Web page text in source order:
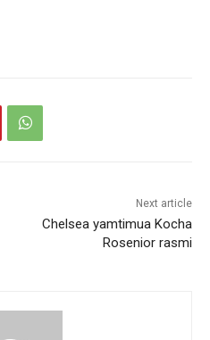
Next article
Chelsea yamtimua Kocha
Rosenior rasmi